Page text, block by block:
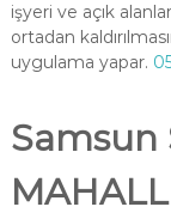
işyeri ve açık
ortadan
uygulama yapar.
Samsun